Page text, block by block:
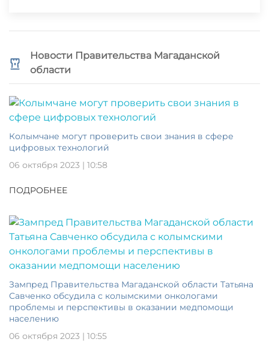
Новости Правительства Магаданской
области
Колымчане могут проверить свои знания в сфере
цифровых технологий
06 октября 2023 | 10:58
ПОДРОБНЕЕ
Зампред Правительства Магаданской области Татьяна
Савченко обсудила с колымскими онкологами
проблемы и перспективы в оказании медпомощи
населению
06 октября 2023 | 10:55